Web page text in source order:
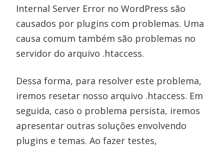
Internal Server Error no WordPress são
causados por plugins com problemas. Uma
causa comum também são problemas no
servidor do arquivo .htaccess.
Dessa forma, para resolver este problema,
iremos resetar nosso arquivo .htaccess. Em
seguida, caso o problema persista, iremos
apresentar outras soluções envolvendo
plugins e temas. Ao fazer testes,